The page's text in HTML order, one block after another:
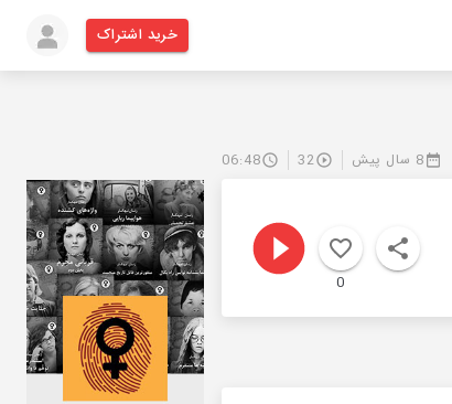
خرید اشتراک
8 سال پیش 32
06:48
0